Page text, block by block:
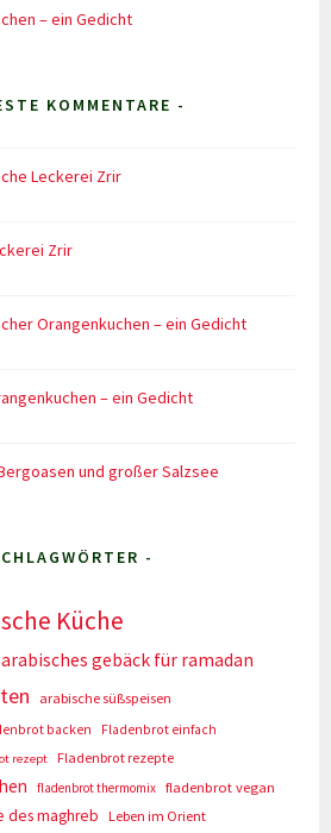
– ein Gedicht
KOMMENTARE -
Leckerei Zrir
Zrir
Orangenkuchen – ein Gedicht
– ein Gedicht
und großer Salzsee
-
Küche
arabisches gebäck für ramadan
arabische süßspeisen
backen
Fladenbrot einfach
rezept Fladenbrot rezepte
fladenbrot thermomix fladenbrot vegan
des maghreb
Leben im Orient